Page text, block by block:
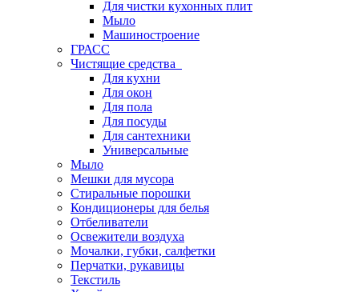
Для чистки кухонных плит
Мыло
Машиностроение
ГРАСС
Чистящие средства
Для кухни
Для окон
Для пола
Для посуды
Для сантехники
Универсальные
Мыло
Мешки для мусора
Стиральные порошки
Кондиционеры для белья
Отбеливатели
Освежители воздуха
Мочалки, губки, салфетки
Перчатки, рукавицы
Текстиль